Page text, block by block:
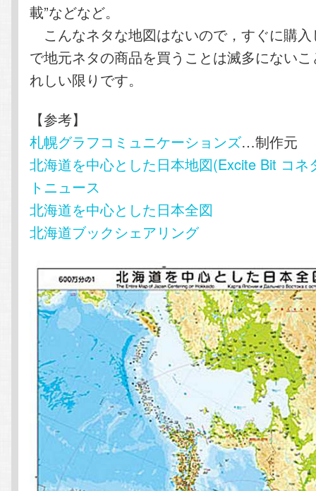
動
載”などなど。
こんなネタな地図はないので，すぐに購
で地元ネタの商品を買うことは滅多にない
れしい限りです。
【参考】
札幌グラフコミュニケーションズ…制作元
北海道を中心とした日本地図(Excite Bit コネ
トニュース
北海道を中心とした日本全図
北海道ブックシェアリング